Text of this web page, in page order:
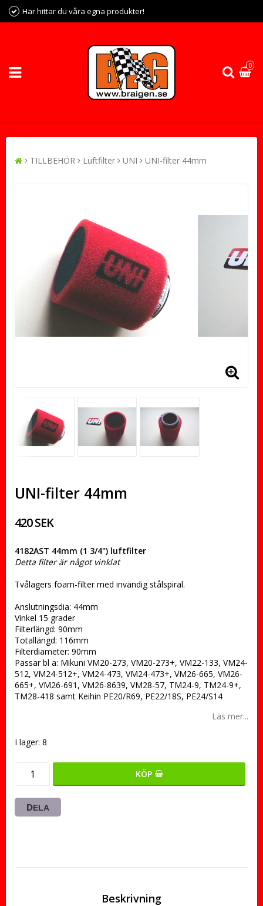
Här hittar du våra egna produkter!
0
TILLBEHÖR Luftfilter UNI UNI-filter 44mm
UNI-filter 44mm
420 SEK
4182AST 44mm (1 3/4") luftfilter
Detta filter är något vinklat
Tvålagers foam-filter med invändig stålspiral.
Anslutningsdia: 44mm
Vinkel 15 grader
Filterlängd: 90mm
Totallängd: 116mm
Filterdiameter: 90mm
Passar bl a: Mikuni VM20-273, VM20-273+, VM22-133, VM24-
512, VM24-512+, VM24-473, VM24-473+, VM26-665, VM26-
665+, VM26-691, VM26-8639, VM28-57, TM24-9, TM24-9+,
TM28-418 samt Keihin PE20/R69, PE22/18S, PE24/S14
Läs mer...
I lager: 8
KÖP
DELA
Beskrivning